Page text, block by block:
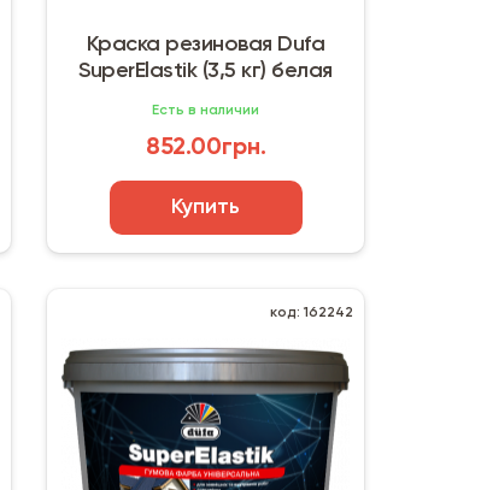
Краска резиновая Dufa
SuperElastik (3,5 кг) белая
Есть в наличии
852.00грн.
Купить
код: 162242